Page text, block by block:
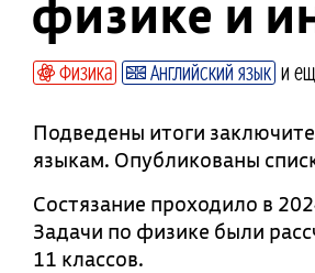
физике и
Физика Английский язык и
Подведены итоги
языкам. Опубликованы
Состязание проходило в
Задачи по физике были
11 классов.